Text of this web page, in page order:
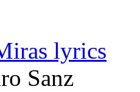
lyrics
Sanz